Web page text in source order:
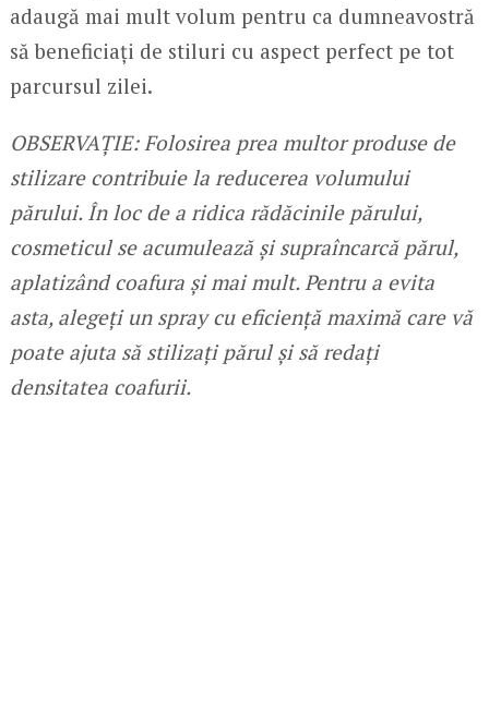
adaugă mai mult volum pentru ca dumneavostră
să beneficiați de stiluri cu aspect perfect pe tot
parcursul zilei.
OBSERVAȚIE: Folosirea prea multor produse de
stilizare contribuie la reducerea volumului
părului. În loc de a ridica rădăcinile părului,
cosmeticul se acumulează și supraîncarcă părul,
aplatizând coafura și mai mult. Pentru a evita
asta, alegeți un spray cu eficiență maximă care vă
poate ajuta să stilizați părul și să redați
densitatea coafurii.